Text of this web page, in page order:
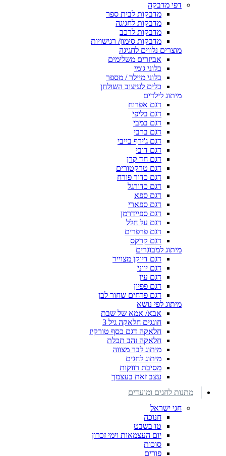
דפי מדבקה
מדבקות לבית ספר
מדבקות לחגיגה
מדבקות לרכב
מדבקות סימון/ רגישויות
מוצרים נלווים לחגיגה
אביזרים משלימים
בלוני גומי
בלוני מיילר / מספר
כלים לעיצוב השולחן
מיתוג לילדים
דגם אפרוח
דגם בליפי
דגם במבי
דגם ברבי
דגם ג'ירף בייבי
דגם דובי
דגם חד קרן
דגם טרקטורים
דגם כדור פורח
דגם כדורגל
דגם ספא
דגם ספארי
דגם ספיידרמן
דגם על חלל
דגם פרפרים
דגם קרקס
מיתוג למבוגרים
דגם דיוקן מצוייר
דגם יווני
דגם עין
דגם פפיון
דגם פרחים שחור לבן
מיתוג לפי נושא
אבא/ אמא של שבת
חוגגים חלאקה גיל 3
חלאקה דגם כסף טורקיז
חלאקה זהב תכלת
מיתוג לבר מצווה
מיתוג לחגים
מסיבת רווקות
עצב זאת בעצמך
מתנות לחגים ומועדים
חגי ישראל
חנוכה
טו בשבט
יום העצמאות וימי זכרון
סוכות
פורים